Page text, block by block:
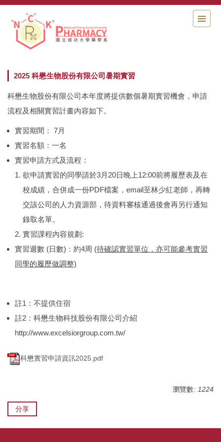
跳
區
2025 科懋生物股份有限公司暑期實習
科懋生物股份有限公司本年度將提供數個暑期實習機會，申請
流程及相關實習計畫內容如下。
實習期間： 7月
實習名額：一名
實習申請方式及流程：
欲申請實習的同學請於3月20日晚上12:00前將履歷表及在
校成績，合併成一份PDF檔案，email至林少紅老師，再轉
交該公司的人力資源部，待資料審核通過後會再另行通知
錄取名單。
實習課程內容規劃:
實習週數 (日數)：約4周 (待確認實習單位，亦可能參考實習
同學的履歷做調整)
註1：不提供住宿
註2：科懋生物科技股份有限公司介紹
http://www.excelsiorgroup.com.tw/
科懋實習申請資訊2025.pdf
瀏覽數: 1224
分享